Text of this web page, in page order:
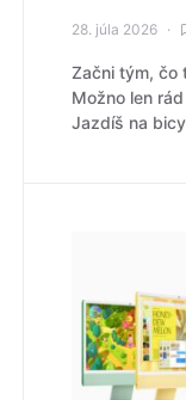
28. júla 2026
Začni tým, čo
Možno len
Jazdíš na